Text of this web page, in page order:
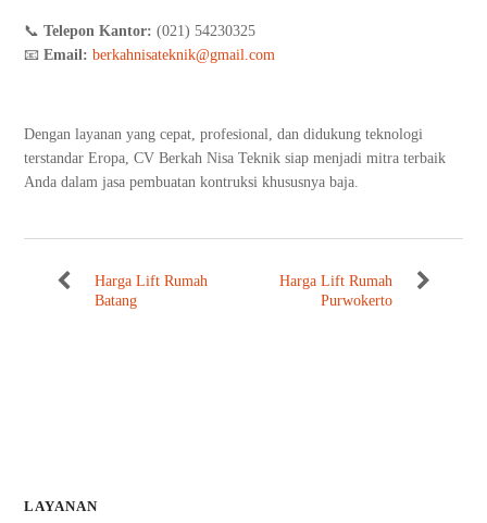
📞Telepon Kantor: (021) 54230325
📧Email: berkahnisateknik@gmail.com
Dengan layanan yang cepat, profesional, dan didukung teknologi
terstandar Eropa, CV Berkah Nisa Teknik siap menjadi mitra terbaik
Anda dalam jasa pembuatan kontruksi khususnya baja.
Harga Lift Rumah
Batang
Harga Lift Rumah
Purwokerto
LAYANAN